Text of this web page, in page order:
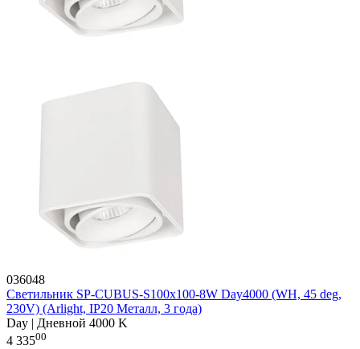
036048
Светильник SP-CUBUS-S100x100-8W Day4000 (WH, 45 deg,
230V) (Arlight, IP20 Металл, 3 года)
Day | Дневной 4000 K
4 33500